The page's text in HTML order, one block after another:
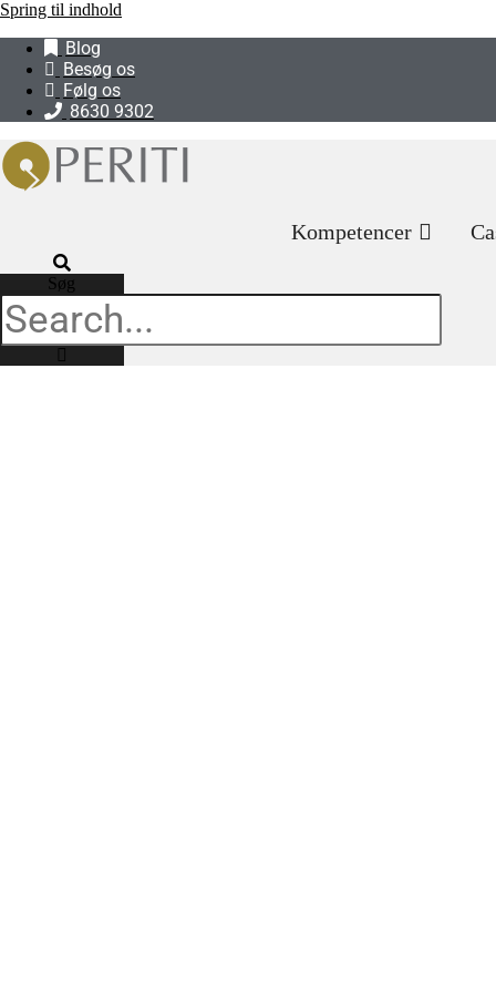
Spring til indhold
Blog
Besøg os
Følg os
8630 9302
Kompetencer
Søg